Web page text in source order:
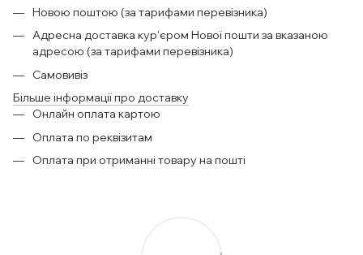
Новою поштою (за тарифами перевізника)
Адресна доставка кур'єром Нової пошти за вказаною
адресою (за тарифами перевізника)
Самовивіз
Більше інформації про доставку
Онлайн оплата картою
Оплата по реквізитам
Оплата при отриманні товару на пошті